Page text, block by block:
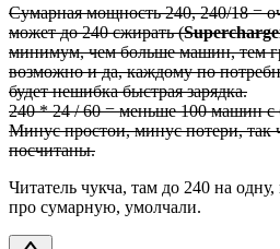
Сумарная мощность 240, 240/18 =
может до 240 сжирать (
минимум, чем больше машин, тем
возможно и да, каждому по
будет нешибка быстрая зарядка.
240 * 24 / 60 = меньше 100 машин с
Минус простои, минус потери, так
посчитаны.
Читатель чукча, там до 240 на
про сумарную, умолчали.